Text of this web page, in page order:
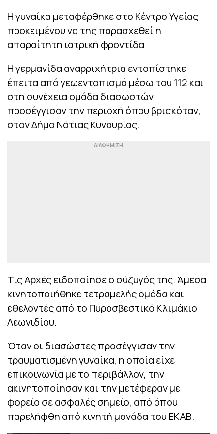
Η γυναίκα μεταφέρθηκε στο Κέντρο Υγείας
προκειμένου να της παρασχεθεί η
απαραίτητη ιατρική φροντίδα
Η γερμανίδα αναρριχήτρια εντοπίστηκε
έπειτα από γεωεντοπισμό μέσω του 112 και
στη συνέχεια ομάδα διασωστών
προσέγγισαν την περιοχή όπου βρισκόταν,
στον Δήμο Νότιας Κυνουρίας.
Τις Αρχές ειδοποίησε ο σύζυγός της. Άμεσα
κινητοποιήθηκε τετραμελής ομάδα και
εθελοντές από το Πυροσβεστικό Κλιμάκιο
Λεωνιδίου.
Όταν οι διασώστες προσέγγισαν την
τραυματισμένη γυναίκα, η οποία είχε
επικοινωνία με το περιβάλλον, την
ακινητοποίησαν και την μετέφεραν με
φορείο σε ασφαλές σημείο, από όπου
παρελήφθη από κινητή μονάδα του ΕΚΑΒ.